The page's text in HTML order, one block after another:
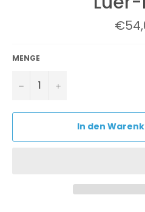
Preis
MENGE
− +
In den